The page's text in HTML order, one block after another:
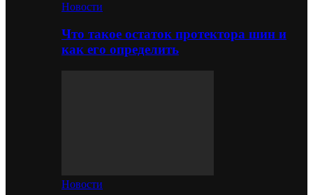
Новости
Что такое остаток протектора шин и
как его определить
Новости